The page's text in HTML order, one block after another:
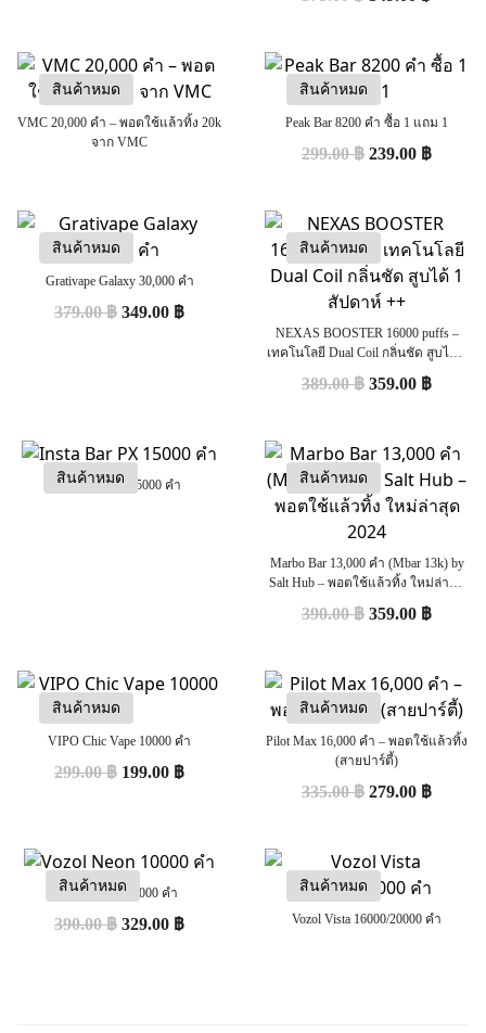
สินค้าหมด
VMC 20,000 คำ – พอตใช้แล้วทิ้ง 20k
จาก VMC
สินค้าหมด
Peak Bar 8200 คำ ซื้อ 1 แถม 1
299.00฿ 239.00 ฿
สินค้าหมด
Grativape Galaxy 30,000 คำ
379.00฿ 349.00 ฿
สินค้าหมด
NEXAS BOOSTER 16000 puffs –
เทคโนโลยี Dual Coil กลิ่นชัด สูบได้ 1
389.00฿ 359.00 ฿
สินค้าหมด
Insta Bar PX 15000 คำ สินค้าหมด
Marbo Bar 13,000 คำ (Mbar 13k) by
Salt Hub – พอตใช้แล้วทิ้ง ใหม่ล่าสุด
390.00฿ 359.00 ฿
สินค้าหมด
VIPO Chic Vape 10000 คำ
299.00฿ 199.00 ฿
สินค้าหมด
Pilot Max 16,000 คำ – พอตใช้แล้วทิ้ง
(สายปาร์ตี้)
335.00฿ 279.00 ฿
สินค้าหมด
Vozol Neon 10000 คำ
390.00฿ 329.00 ฿
สินค้าหมด
Vozol Vista 16000/20000 คำ